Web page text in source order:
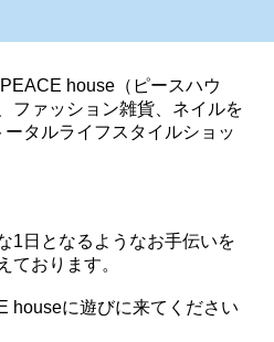
house（ピースハウ
ファッション雑貨、ネイルを
タルライフスタイルショッ
1日となるようなお手伝いを
ております。
houseに遊びに来てください